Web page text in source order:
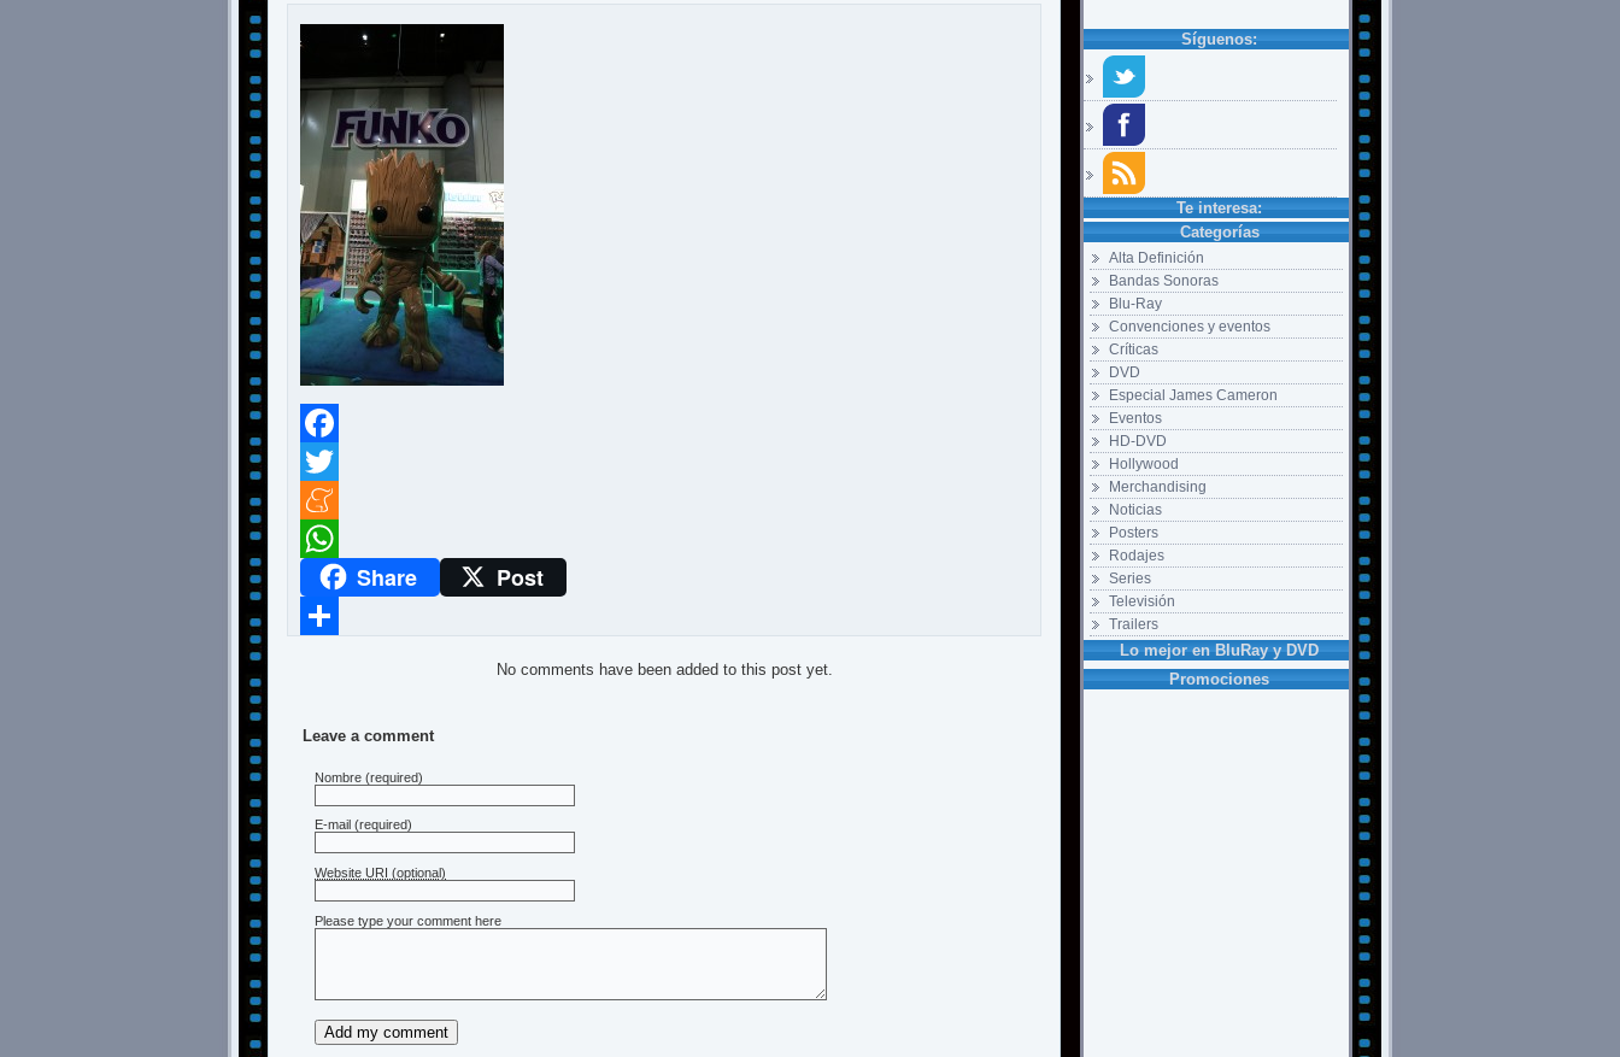
Síguenos:
Te interesa:
Categorías
Alta Definición
Bandas Sonoras
Blu-Ray
Convenciones y eventos
Críticas
DVD
Especial James Cameron
Eventos
HD-DVD
Hollywood
Merchandising
Noticias
Posters
Rodajes
Series
Televisión
Trailers
Lo mejor en BluRay y DVD
Promociones
Facebook
Twitter
Meneame
WhatsAppShare Post
No comments have been added to this post yet.
Leave a comment
Nombre (required)
E-mail (required)
Website URI (optional)
Please type your comment here